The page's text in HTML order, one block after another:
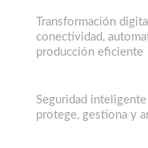
Transformación
conectividad,
producción eficiente
Seguridad
protege, gestiona y